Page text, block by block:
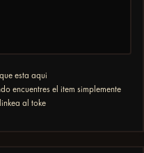
esta aqui
encuentres el item simplemente
al toke